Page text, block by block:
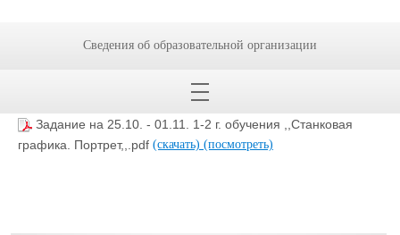
Задание на 25.10. - 01.11. 1-2 г. обучения ,,Станковая
графика. Портрет,,.pdf (скачать) (посмотреть)
Сведения об образовательной организации